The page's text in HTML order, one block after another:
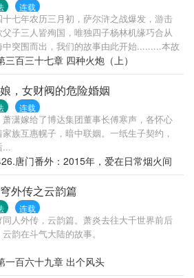
连载
十七年农历三月初，萨尔浒之战爆发，游击
子三人皆殉国，唯独四子杨林机缘巧合从
中突围而出，我们的故事由此开始.........本故
指、后勤系统和王霸魅力；更没有后宫种
云。如看官您介意如此，那么敝人请您...
三百三十七章 四种火炮（上）
，女财阀的危险婚姻
连载
潇嫁给了博达集团董事长傅寒声，各怀心
族互惠幌子，暗中联姻。一纸生子契约，
...
唐门番外：2015年，爱在日常烟火间
外传之云韵篇
连载
人外传，云韵篇。萧炎去往大千世界前后
韵在斗气大陆的故事。
一百六十九章 出个风头